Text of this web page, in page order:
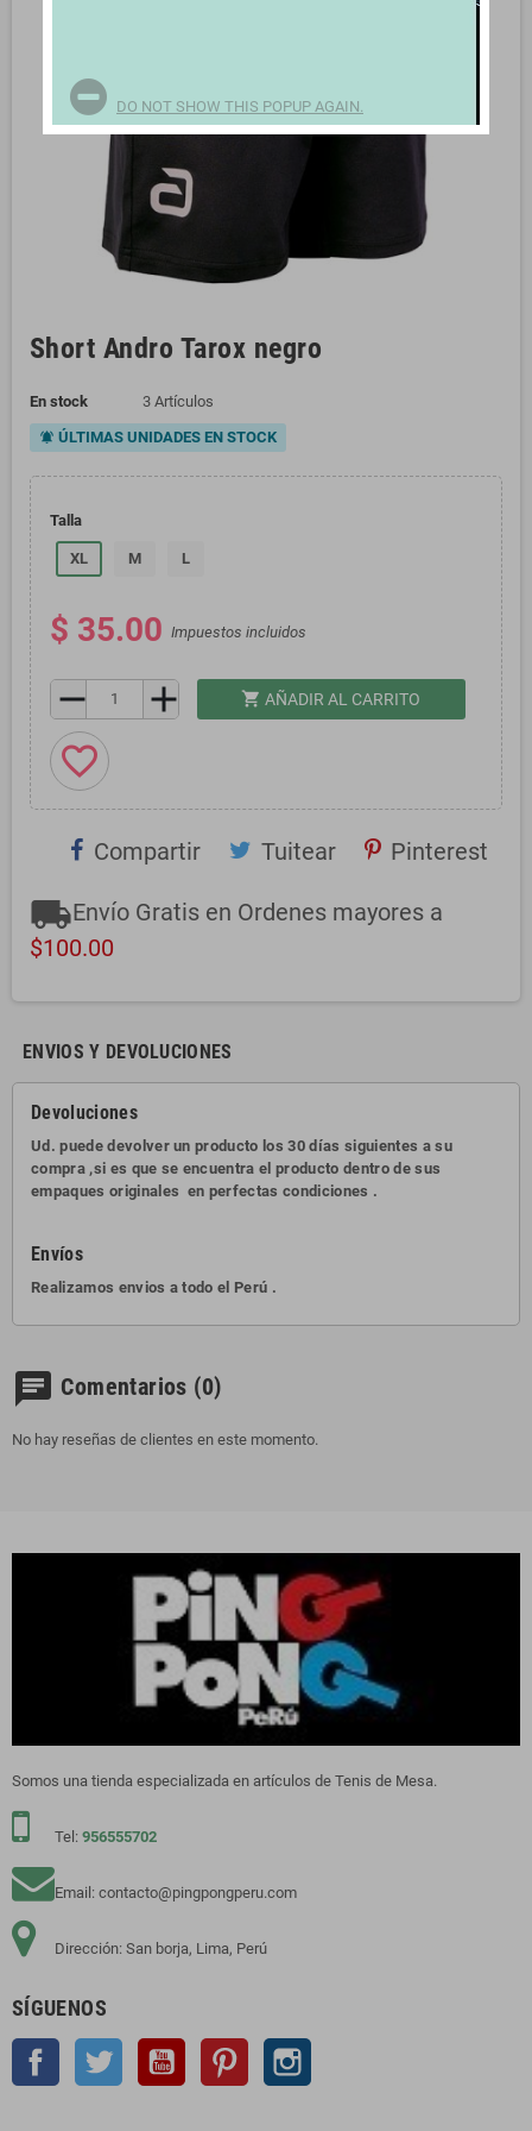
Short Andro Tarox negro
En stock 3 Artículos
notifications_active ÚLTIMAS UNIDADES EN STOCK
Talla
XL M L
$ 35.00 Impuestos incluidos
remove add shopping_cart AÑADIR AL CARRITO
favorite_border
Compartir Tuitear Pinterest
local_shippingEnvío Gratis en Ordenes mayores a
$100.00
ENVIOS Y DEVOLUCIONES
Devoluciones
Ud. puede devolver un producto los 30 días siguientes a su
compra ,si es que se encuentra el producto dentro de sus
empaques originales en perfectas condiciones .
Envíos
Realizamos envios a todo el Perú .
chat Comentarios (0)
No hay reseñas de clientes en este momento.
Somos una tienda especializada en artículos de Tenis de Mesa.
Tel: 956555702
Email: contacto@pingpongperu.com
Dirección: San borja, Lima, Perú
SÍGUENOS
Facebook Twitter YouTube Pinterest
DO NOT SHOW THIS POPUP AGAIN.